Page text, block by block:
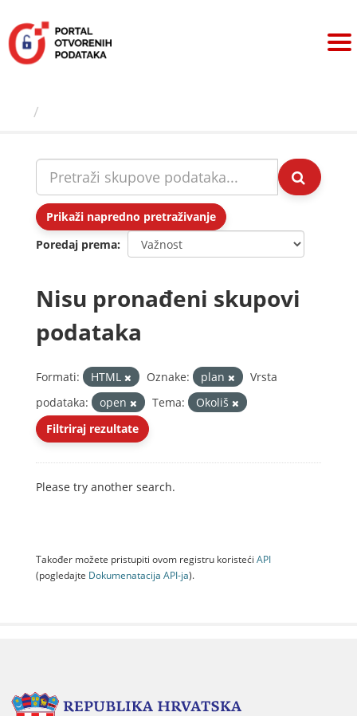
sadržaj
Prikaži napredno pretraživanje
Poredaj prema
Nisu pronađeni skupovi
podataka
Formati: HTML Oznake: plan
Vrsta
podataka:
open Tema:
Okoliš
Filtriraj rezultate
Please try another search.
Također možete pristupiti ovom registru koristeći API
(pogledajte Dokumenаtаcijа API-jа).